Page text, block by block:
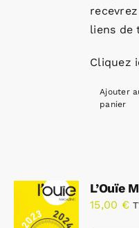
liens de
Cliquez
Ajouter
panier
L’Ouïe
15,00 €